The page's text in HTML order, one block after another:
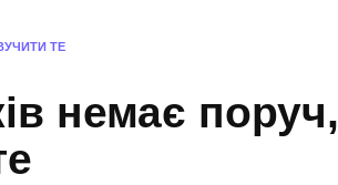
ТЕ
немає поруч,